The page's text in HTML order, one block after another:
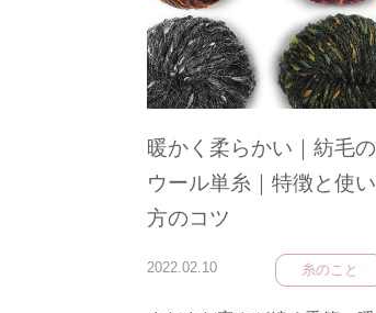
暖かく柔らかい｜紡毛の
ウール単糸｜特徴と使い
方のコツ
2022.02.10 糸のこと